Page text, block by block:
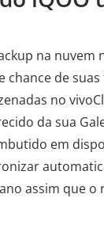
na nuvem
chance de
no
da sua
em
assim que o